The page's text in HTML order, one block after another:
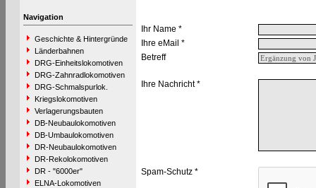
Navigation
Geschichte & Hintergründe
Länderbahnen
DRG-Einheitslokomotiven
DRG-Zahnradlokomotiven
DRG-Schmalspurlok.
Kriegslokomotiven
Verlagerungsbauten
DB-Neubaulokomotiven
DB-Umbaulokomotiven
DR-Neubaulokomotiven
DR-Rekolokomotiven
DR - "6000er"
ELNA-Lokomotiven
Ihr Name *
Ihre eMail *
Betreff
Ihre Nachricht *
Spam-Schutz *